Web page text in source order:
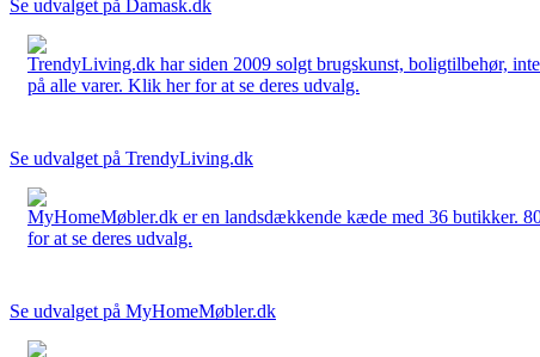
Se udvalget på Damask.dk
TrendyLiving.dk har siden 2009 solgt brugskunst, boligtilbehør,
på alle varer. Klik her for at se deres udvalg.
Se udvalget på TrendyLiving.dk
MyHomeMøbler.dk er en landsdækkende kæde med 36 butikker.
for at se deres udvalg.
Se udvalget på MyHomeMøbler.dk